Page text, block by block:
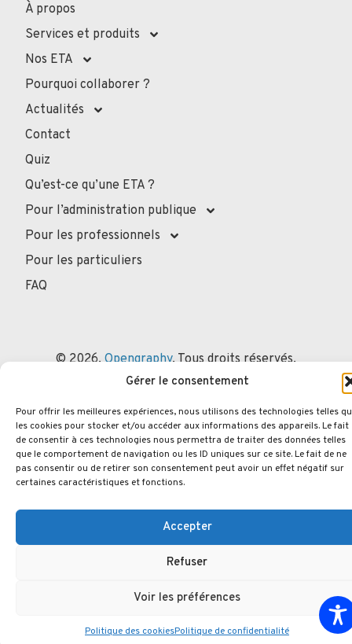
Gérer le consentement
Pour offrir les meilleures expériences, nous utilisons des technologies telles
les cookies pour stocker et/ou accéder aux informations des appareils. Le fait
de consentir à ces technologies nous permettra de traiter des données telles
que le comportement de navigation ou les ID uniques sur ce site. Le fait de ne
pas consentir ou de retirer son consentement peut avoir un effet négatif sur
certaines caractéristiques et fonctions.
Accepter
Refuser
Voir les préférences
Politique des cookiesPolitique de confidentialité
À propos
Services et produits
Nos ETA
Pourquoi collaborer ?
Actualités
Contact
Quiz
Qu’est-ce qu’une ETA ?
Pour l’administration publique
Pour les professionnels
Pour les particuliers
FAQ
© 2026.Opengraphy. Tous droits réservés.
Politique de confidentialité
Mentions Légales